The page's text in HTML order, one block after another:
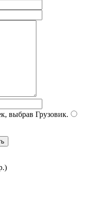
выбрав Грузовик.